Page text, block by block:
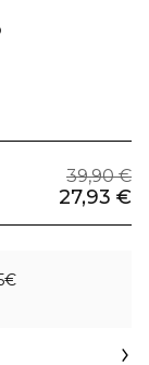
39,90 €
27,93 €